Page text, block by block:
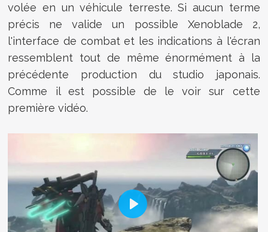
volée en un véhicule terreste. Si aucun terme
précis ne valide un possible Xenoblade 2,
l'interface de combat et les indications à l'écran
ressemblent tout de même énormément à la
précédente production du studio japonais.
Comme il est possible de le voir sur cette
première vidéo.